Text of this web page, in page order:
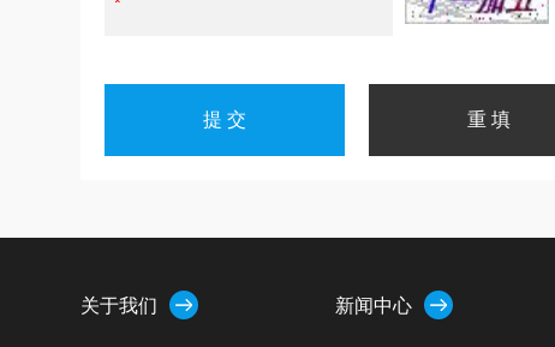
关于我们 新闻中心